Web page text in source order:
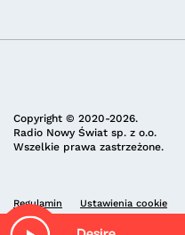
Copyright © 2020-2026.
Radio Nowy Świat sp. z o.o.
Wszelkie prawa zastrzeżone.
Regulamin Ustawienia cookie